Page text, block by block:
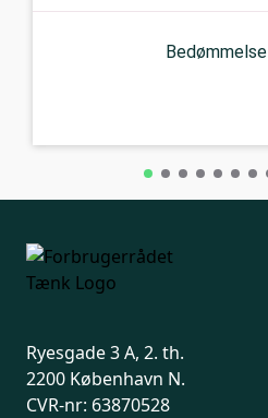
Bedømmelse
Ryesgade 3 A, 2. th.
2200 København N.
CVR-nr: 63870528